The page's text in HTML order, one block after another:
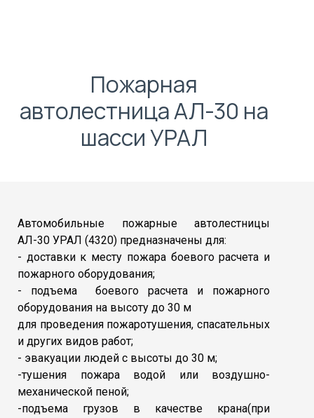
Пожарная
автолестница АЛ-30 на
шасси УРАЛ
Автомобильные пожарные автолестницы
АЛ-30 УРАЛ (4320) предназначены для:
- доставки к месту пожара боевого расчета и
пожарного оборудования;
- подъема боевого расчета и пожарного
оборудования на высоту до 30 м
для проведения пожаротушения, спасательных
и других видов работ;
- эвакуации людей с высоты до 30 м;
-тушения пожара водой или воздушно-
механической пеной;
-подъема грузов в качестве крана(при